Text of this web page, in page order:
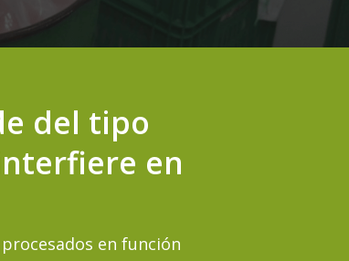
del tipo
en
en función